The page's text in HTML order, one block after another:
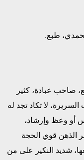
صاحب عبادة، كثير
لا تكاد تجد له
أو وعظ وإرشاد،
الذهن قوي الحجة
شديد النكير على من